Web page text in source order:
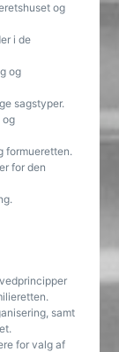
og
i de
og
sagstyper.
og
formueretten.
for den
samt
for valg af